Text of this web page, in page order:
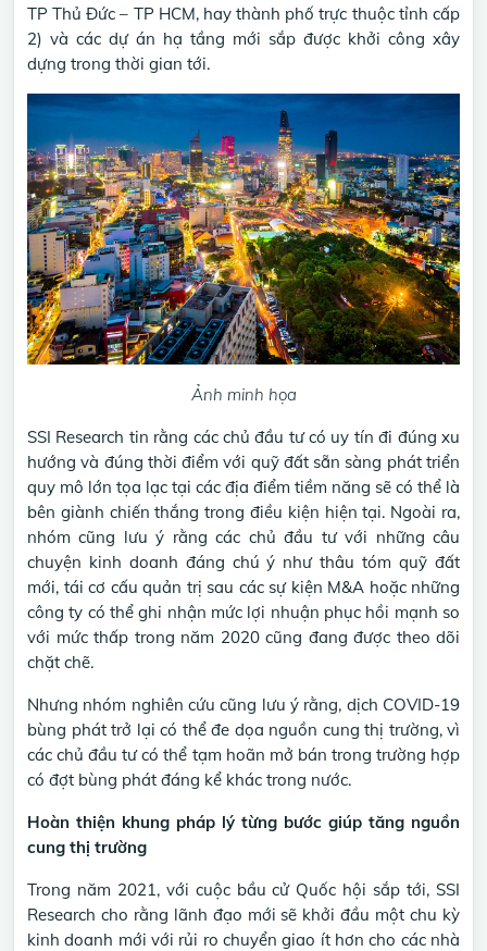
TP Thủ Đức – TP HCM, hay thành phố trực thuộc tỉnh cấp
2) và các dự án hạ tầng mới sắp được khởi công xây
dựng trong thời gian tới.
Ảnh minh họa
SSI Research tin rằng các chủ đầu tư có uy tín đi đúng xu
hướng và đúng thời điểm với quỹ đất sẵn sàng phát triển
quy mô lớn tọa lạc tại các địa điểm tiềm năng sẽ có thể là
bên giành chiến thắng trong điều kiện hiện tại. Ngoài ra,
nhóm cũng lưu ý rằng các chủ đầu tư với những câu
chuyện kinh doanh đáng chú ý như thâu tóm quỹ đất
mới, tái cơ cấu quản trị sau các sự kiện M&A hoặc những
công ty có thể ghi nhận mức lợi nhuận phục hồi mạnh so
với mức thấp trong năm 2020 cũng đang được theo dõi
chặt chẽ.
Nhưng nhóm nghiên cứu cũng lưu ý rằng, dịch COVID-19
bùng phát trở lại có thể đe dọa nguồn cung thị trường, vì
các chủ đầu tư có thể tạm hoãn mở bán trong trường hợp
có đợt bùng phát đáng kể khác trong nước.
Hoàn thiện khung pháp lý từng bước giúp tăng nguồn
cung thị trường
Trong năm 2021, với cuộc bầu cử Quốc hội sắp tới, SSI
Research cho rằng lãnh đạo mới sẽ khởi đầu một chu kỳ
kinh doanh mới với rủi ro chuyển giao ít hơn cho các nhà